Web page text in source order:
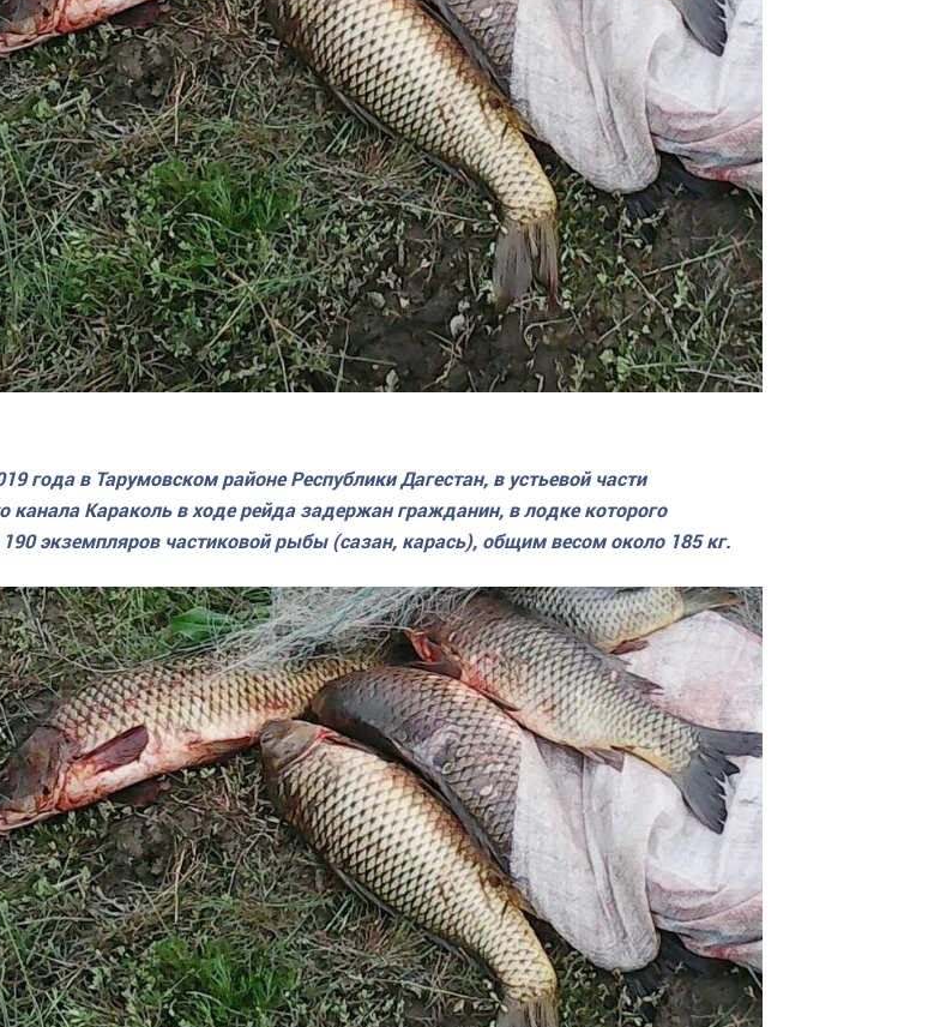
года в Тарумовском районе Республики Дагестан, в устьевой части
канала Караколь в ходе рейда задержан гражданин, в лодке которого
экземпляров частиковой рыбы (сазан, карась), общим весом около 185 кг.